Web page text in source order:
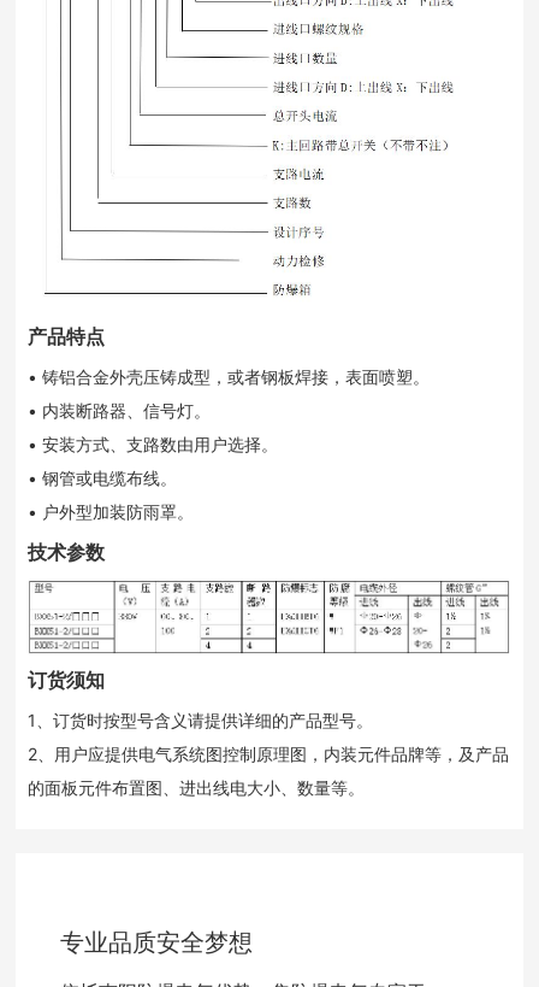
产品特点
• 铸铝合金外壳压铸成型，或者钢板焊接，表面喷塑。
• 内装断路器、信号灯。
• 安装方式、支路数由用户选择。
• 钢管或电缆布线。
• 户外型加装防雨罩。
技术参数
订货须知
1、订货时按型号含义请提供详细的产品型号。
2、用户应提供电气系统图控制原理图，内装元件品牌等，及产品
的面板元件布置图、进出线电大小、数量等。
专业品质安全梦想